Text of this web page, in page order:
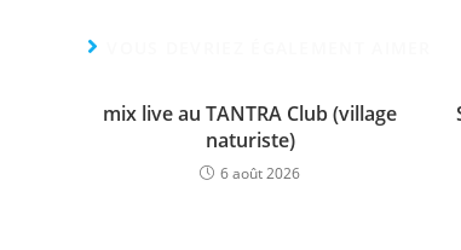
mix live au TANTRA Club (village
naturiste)
6 août 2026